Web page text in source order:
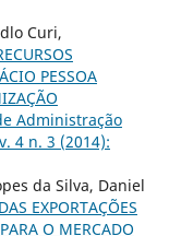
Curi,
PESSOA
Administração
4 n. 3 (2014):
da Silva, Daniel
EXPORTAÇÕES
O MERCADO